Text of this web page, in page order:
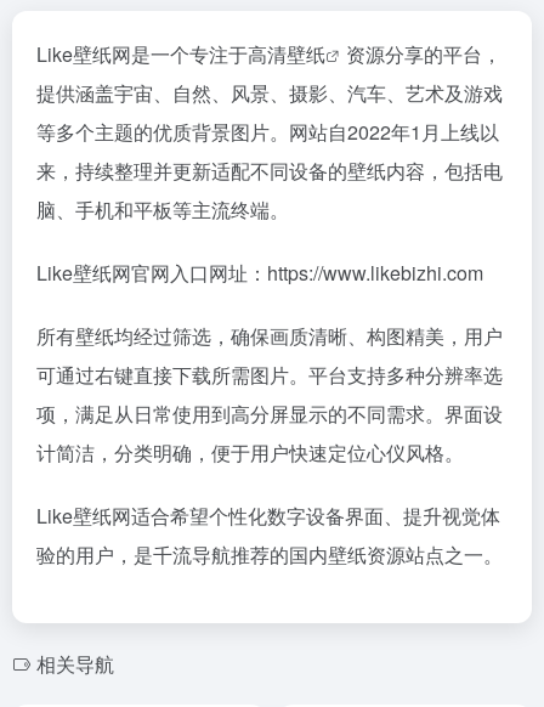
Like壁纸网是一个专注于高清壁纸
资源分享的平台，
提供涵盖宇宙、自然、风景、摄影、汽车、艺术及游戏
等多个主题的优质背景图片。网站自2022年1月上线以
来，持续整理并更新适配不同设备的壁纸内容，包括电
脑、手机和平板等主流终端。
Like壁纸网官网入口网址：https://www.likebizhi.com
所有壁纸均经过筛选，确保画质清晰、构图精美，用户
可通过右键直接下载所需图片。平台支持多种分辨率选
项，满足从日常使用到高分屏显示的不同需求。界面设
计简洁，分类明确，便于用户快速定位心仪风格。
Like壁纸网适合希望个性化数字设备界面、提升视觉体
验的用户，是千流导航推荐的国内壁纸资源站点之一。
相关导航